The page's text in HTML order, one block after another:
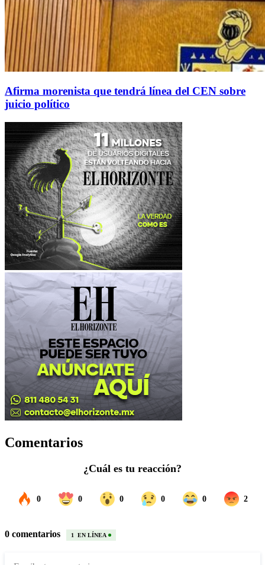
Afirma morenista que tendrá línea del CEN sobre
juicio político
Comentarios